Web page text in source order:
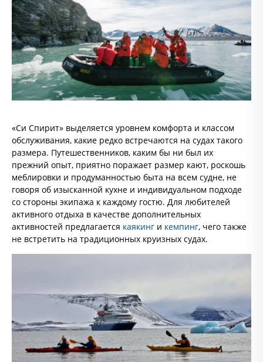
«Си Спирит» выделяется уровнем комфорта и классом
обслуживания, какие редко встречаются на судах такого
размера. Путешественников, каким бы ни был их
прежний опыт, приятно поражает размер кают, роскошь
меблировки и продуманностью быта на всем судне, не
говоря об изысканной кухне и индивидуальном подходе
со стороны экипажа к каждому гостю. Для любителей
активного отдыха в качестве дополнительных
активностей предлагается каякинг и кемпинг, чего также
не встретить на традиционных круизных судах.